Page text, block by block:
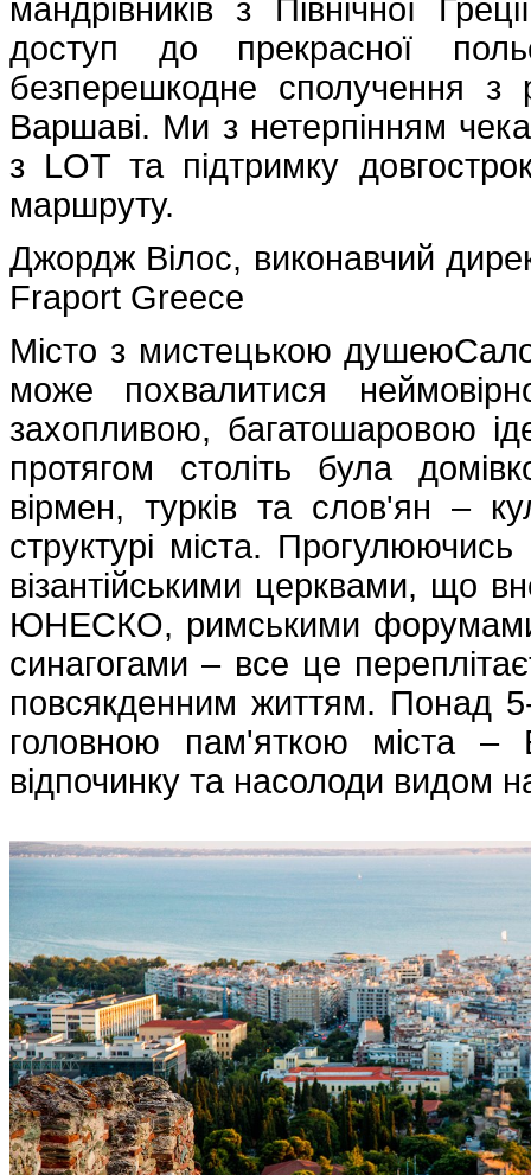
мандрівників з Північної
доступ до прекрасної
безперешкодне сполучення
Варшаві. Ми з нетерпінням
з LOT та підтримку
маршруту.
Джордж Вілос, виконавчий
Fraport Greece
Місто з мистецькою
може похвалитися
захопливою, багатошаровою
протягом століть була
вірмен, турків та слов'ян –
структурі міста.
візантійськими церквами, що
ЮНЕСКО, римськими
синагогами – все це
повсякденним життям. Понад
головною пам'яткою міста
відпочинку та насолоди видом